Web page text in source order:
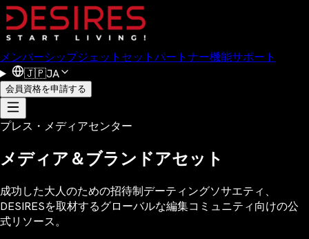
メンバーシップジェットセットパートナー機能サポート
🇯🇵JA
会員資格を申請する
プレス・メディアセンター
メディア＆ブランドアセット
成功した大人のための招待制デーティングソサエティ、
DESIRESを取材するグローバルな編集コミュニティ向けの公
式リソース。